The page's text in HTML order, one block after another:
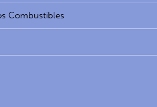
Combustibles